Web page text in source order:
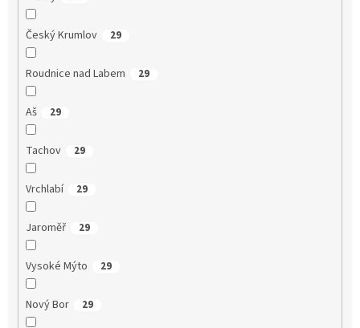
Český Krumlov 29
Roudnice nad Labem 29
Aš 29
Tachov 29
Vrchlabí 29
Jaroměř 29
Vysoké Mýto 29
Nový Bor 29